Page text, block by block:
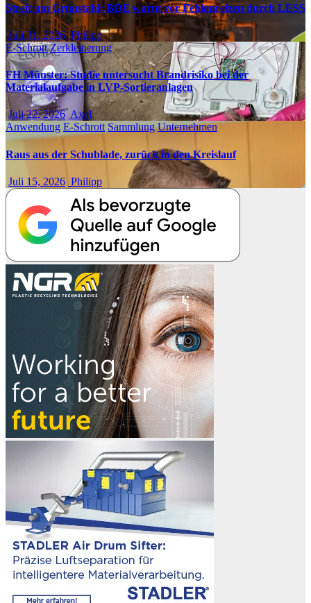
Streit um Grünstahl: BDE warnt vor Fehlanreizen durch LESS
Juli 31, 2026 Philipp
E-Schrott Zerkleinerung
FH Münster: Studie untersucht Brandrisiko bei der
Materialaufgabe in LVP-Sortieranlagen
Juli 22, 2026 Axel
Anwendung E-Schrott Sammlung Unternehmen
Raus aus der Schublade, zurück in den Kreislauf
Juli 15, 2026 Philipp